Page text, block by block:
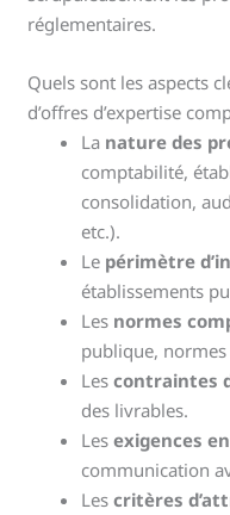
réglementaires.
Quels sont les aspects
d’offres d’expertise
La nature des
comptabilité,
consolidation,
etc.).
Le périmètre
établissements
Les normes
publique,
Lescontraintes
des livrables.
Lesexigences
communication
Lescritères